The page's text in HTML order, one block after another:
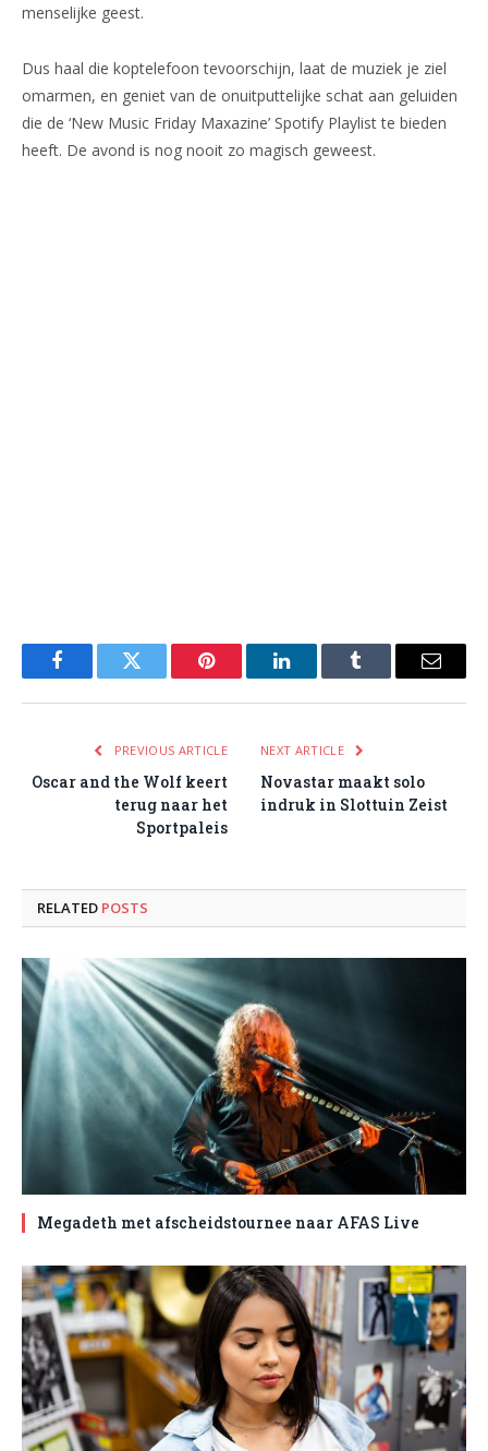
menselijke geest.
Dus haal die koptelefoon tevoorschijn, laat de muziek je ziel
omarmen, en geniet van de onuitputtelijke schat aan geluiden
die de ‘New Music Friday Maxazine’ Spotify Playlist te bieden
heeft. De avond is nog nooit zo magisch geweest.
FacebookTwitter Pinterest LinkedInTumblr Email
PREVIOUS ARTICLE
Oscar and the Wolf keert
terug naar het
Sportpaleis
NEXT ARTICLE
Novastar maakt solo
indruk in Slottuin Zeist
RELATED POSTS
Megadeth met afscheidstournee naar AFAS Live